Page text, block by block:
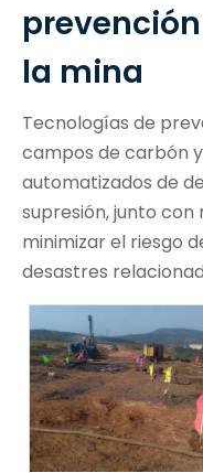
la mina
Tecnologías de
campos de carbón
automatizados de
supresión, junto
minimizar el riesgo
desastres